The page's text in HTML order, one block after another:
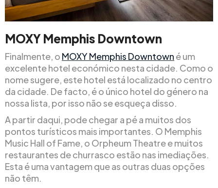
MOXY Memphis Downtown
Finalmente, o MOXY Memphis Downtown é um
excelente hotel económico nesta cidade. Como o
nome sugere, este hotel está localizado no centro
da cidade. De facto, é o único hotel do género na
nossa lista, por isso não se esqueça disso.
A partir daqui, pode chegar a pé a muitos dos
pontos turísticos mais importantes. O Memphis
Music Hall of Fame, o Orpheum Theatre e muitos
restaurantes de churrasco estão nas imediações.
Esta é uma vantagem que as outras duas opções
não têm.